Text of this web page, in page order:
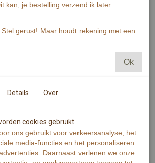
kan, je bestelling verzend ik later.
gerust! Maar houdt rekening met een
Ok
Details Over
cookies gebruikt
ons gebruikt voor verkeersanalyse, het
media-functies en het personaliseren
Daarnaast verlenen we onze